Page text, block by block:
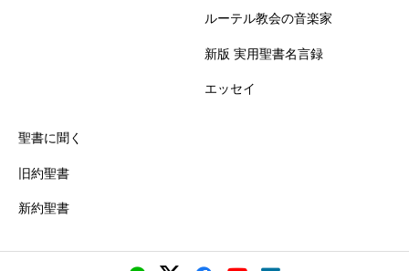
ルーテル教会の音楽家
新版 実用聖書名言録
エッセイ
聖書に聞く
旧約聖書
新約聖書